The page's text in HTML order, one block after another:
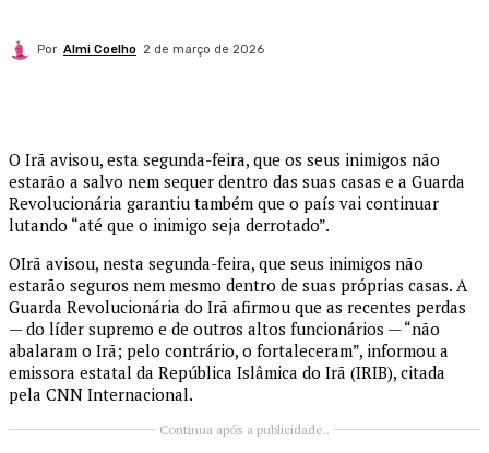
Por Almi Coelho 2 de março de 2026
O Irã avisou, esta segunda-feira, que os seus inimigos não
estarão a salvo nem sequer dentro das suas casas e a Guarda
Revolucionária garantiu também que o país vai continuar
lutando “até que o inimigo seja derrotado”.
OIrã avisou, nesta segunda-feira, que seus inimigos não
estarão seguros nem mesmo dentro de suas próprias casas. A
Guarda Revolucionária do Irã afirmou que as recentes perdas
— do líder supremo e de outros altos funcionários — “não
abalaram o Irã; pelo contrário, o fortaleceram”, informou a
emissora estatal da República Islâmica do Irã (IRIB), citada
pela CNN Internacional.
Continua após a publicidade..